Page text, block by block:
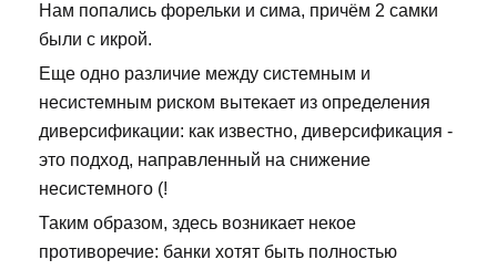
Нам попались форельки и сима, причём 2 самки
были с икрой.
Еще одно различие между системным и
несистемным риском вытекает из определения
диверсификации: как известно, диверсификация -
это подход, направленный на снижение
несистемного (!
Таким образом, здесь возникает некое
противоречие: банки хотят быть полностью